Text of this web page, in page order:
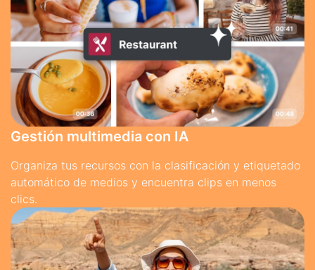
Gestión multimedia con IA
Organiza tus recursos con la clasificación y etiquetado
automático de medios y encuentra clips en menos
clics.